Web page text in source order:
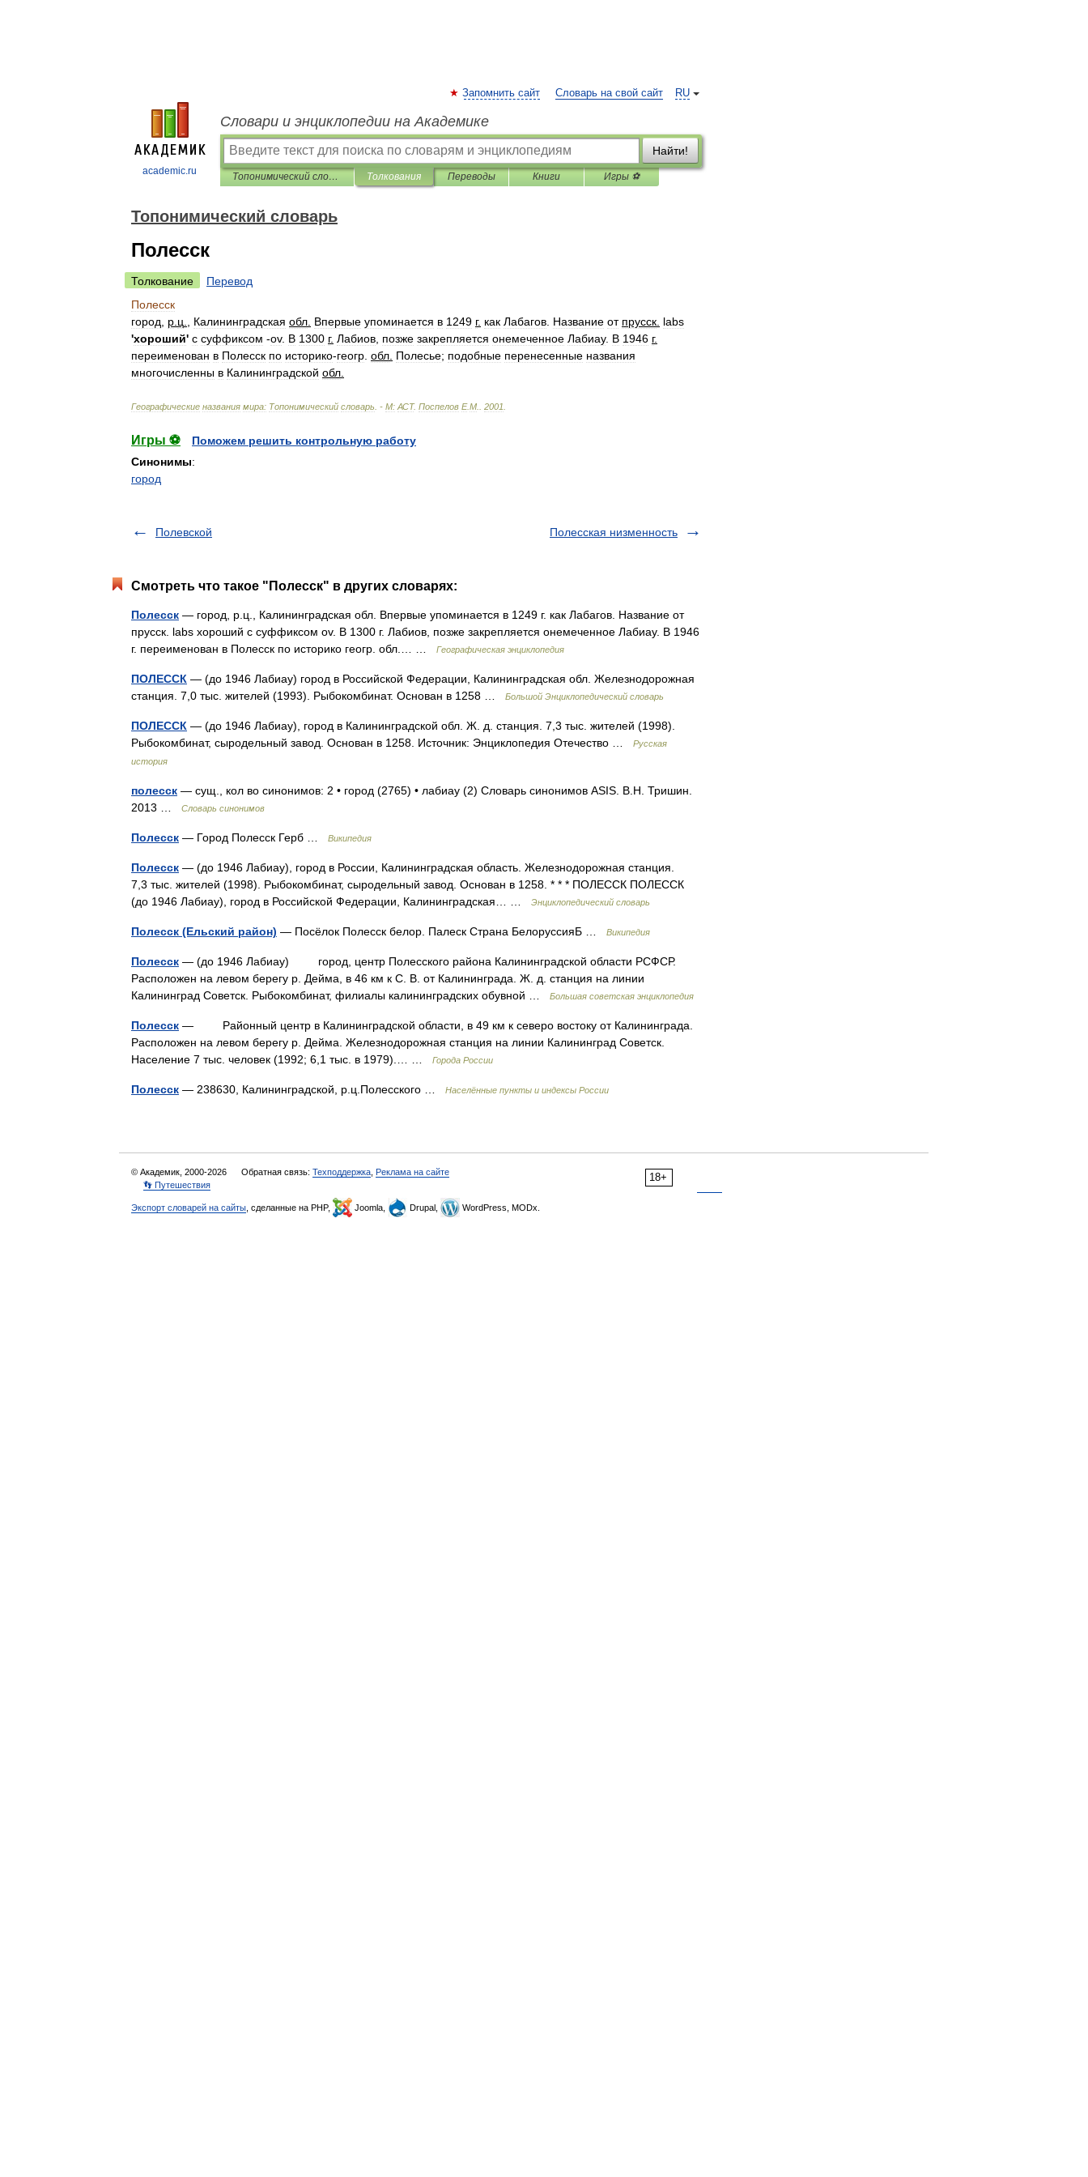
academic.ru
RU
Запомнить сайт Словарь на свой сайт
Словари и энциклопедии на Академике
Найти!
Топонимический словарь Толкования Переводы Книги Игры ⚽
Топонимический словарь
Полесск
Толкование
Перевод
Полесск
город
р ц Калининградская обл Впервые упоминается в 1249 г. как Лабагов Название от прусск labs
'хороший' с суффиксом -ov. В 1300 г. Лабиов позже закрепляется онемеченное Лабиау. В 1946 г.
переименован в Полесск по историко-геогр обл Полесье; подобные перенесенные названия
многочисленны в Калининградской обл
Географические названия мира: Топонимический словарь . - М: АСТ. Поспелов Е.М 2001
Игры ⚽
Поможем решить контрольную работу
Синонимы:
город
Полевской Полесская низменность
Смотреть что такое "Полесск" в других словарях:
Полесск — город, р.ц., Калининградская обл. Впервые упоминается в 1249 г. как Лабагов. Название от
прусск. labs хороший с суффиксом ov. В 1300 г. Лабиов, позже закрепляется онемеченное Лабиау. В 1946
г. переименован в Полесск по историко геогр. обл.… …
Географическая энциклопедия
ПОЛЕССК — (до 1946 Лабиау) город в Российской Федерации, Калининградская обл. Железнодорожная
станция. 7,0 тыс. жителей (1993). Рыбокомбинат. Основан в 1258 …
Большой Энциклопедический словарь
ПОЛЕССК — (до 1946 Лабиау), город в Калининградской обл. Ж. д. станция. 7,3 тыс. жителей (1998).
Рыбокомбинат, сыродельный завод. Основан в 1258. Источник: Энциклопедия Отечество …
Русская
история
полесск — сущ., кол во синонимов: 2 • город (2765) • лабиау (2) Словарь синонимов ASIS. В.Н. Тришин.
2013 …
Словарь синонимов
Полесск — Город Полесск Герб … Википедия
Полесск — (до 1946 Лабиау), город в России, Калининградская область. Железнодорожная станция.
7,3 тыс. жителей (1998). Рыбокомбинат, сыродельный завод. Основан в 1258. * * * ПОЛЕССК ПОЛЕССК
(до 1946 Лабиау), город в Российской Федерации, Калининградская… …
Энциклопедический словарь
Полесск (Ельский район) — Посёлок Полесск белор. Палеск Страна БелоруссияБ … Википедия
Полесск — (до 1946 Лабиау) город, центр Полесского района Калининградской области РСФСР.
Расположен на левом берегу р. Дейма, в 46 км к С. В. от Калининграда. Ж. д. станция на линии
Калининград Советск. Рыбокомбинат, филиалы калининградских обувной …
Большая советская энциклопедия
Полесск — Районный центр в Калининградской области, в 49 км к северо востоку от Калининграда.
Расположен на левом берегу р. Дейма. Железнодорожная станция на линии Калининград Советск.
Население 7 тыс. человек (1992; 6,1 тыс. в 1979).… …
Города России
Полесск — 238630, Калининградской, р.ц.Полесского … Населённые пункты и индексы России
18+
© Академик, 2000-2026 Обратная связь: Техподдержка Реклама на сайте
👣 Путешествия
Экспорт словарей на сайты , сделанные на PHP, Joomla, Drupal, WordPress, MODx.